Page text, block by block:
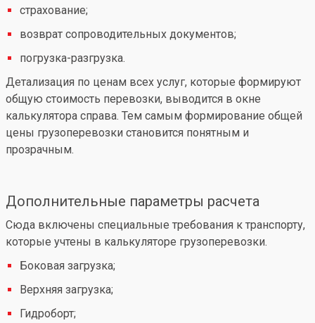
страхование;
возврат сопроводительных документов;
погрузка-разгрузка.
Детализация по ценам всех услуг, которые формируют
общую стоимость перевозки, выводится в окне
калькулятора справа. Тем самым формирование общей
цены грузоперевозки становится понятным и
прозрачным.
Дополнительные параметры расчета
Сюда включены специальные требования к транспорту,
которые учтены в калькуляторе грузоперевозки.
Боковая загрузка;
Верхняя загрузка;
Гидроборт;